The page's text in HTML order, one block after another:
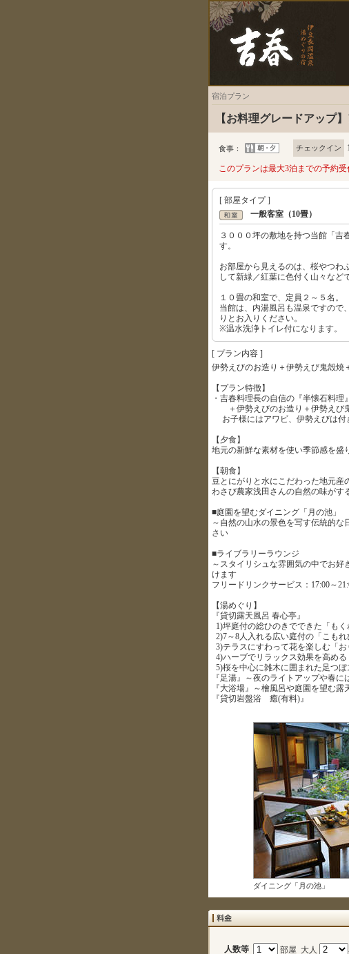
宿泊プラン
【お料理グレードアップ
食事： チェックイン
このプランは最大3泊までの予約受
[ 部屋タイプ ]
一般客室（10畳）
３０００坪の敷地を持つ当館「吉
す。
お部屋から見えるのは、桜やつわ
して新緑／紅葉に色付く山々など
１０畳の和室で、定員２～５名。
当館は、内湯風呂も温泉ですので
りとお入りください。
※温水洗浄トイレ付になります。
[ プラン内容 ]
伊勢えびのお造り＋伊勢えび鬼殻焼
【プラン特徴】
・吉春料理長の自信の『半懐石料理』
＋伊勢えびのお造り＋伊勢えび鬼
お子様にはアワビ、伊勢えびは付
【夕食】
地元の新鮮な素材を使い季節感を盛
【朝食】
豆とにがりと水にこだわった地元産
わさび農家浅田さんの自然の味がす
■庭園を望むダイニング「月の池」
～自然の山水の景色を写す伝統的
さい
■ライブラリーラウンジ
～スタイリシュな雰囲気の中でお
けます
フリードリンクサービス：17:00～
【湯めぐり】
『貸切露天風呂 春心亭』
1)坪庭付の総ひのきでできた「もく
2)7～8人入れる広い庭付の「こもれ
3)テラスにすわって花を楽しむ「お
4)ハーブでリラックス効果を高める
5)桜を中心に雑木に囲まれた足つぼ
『足湯』～夜のライトアップや春に
『大浴場』～檜風呂や庭園を望む露
『貸切岩盤浴 癒(有料)』
ダイニング「月の池」
人数等 部屋 大人